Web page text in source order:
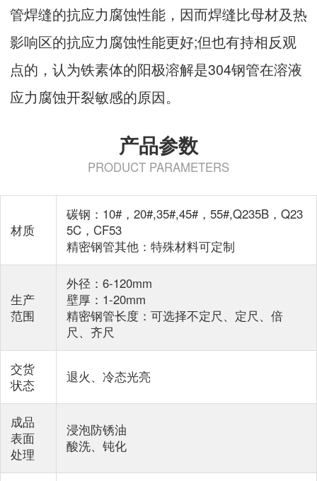
管焊缝的抗应力腐蚀性能，因而焊缝比母材及热
影响区的抗应力腐蚀性能更好;但也有持相反观
点的，认为铁素体的阳极溶解是304钢管在溶液
应力腐蚀开裂敏感的原因。
产品参数
PRODUCT PARAMETERS
材质
碳钢：10#，20#,35#,45#，55#,Q235B，Q23
5C，CF53
精密钢管其他：特殊材料可定制
生产
范围
外径：6-120mm
壁厚：1-20mm
精密钢管长度：可选择不定尺、定尺、倍
尺、齐尺
交货
状态
退火、冷态光亮
成品
表面
处理
浸泡防锈油
酸洗、钝化